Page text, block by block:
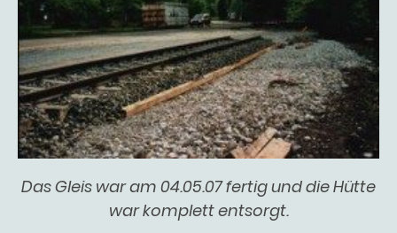
Das Gleis war am 04.05.07 fertig und die Hütte
war komplett entsorgt.